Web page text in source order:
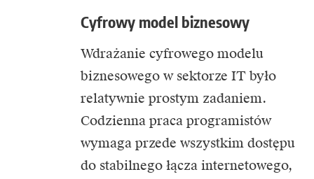
Cyfrowy model biznesowy
Wdrażanie cyfrowego modelu
biznesowego w sektorze IT było
relatywnie prostym zadaniem.
Codzienna praca programistów
wymaga przede wszystkim dostępu
do stabilnego łącza internetowego,